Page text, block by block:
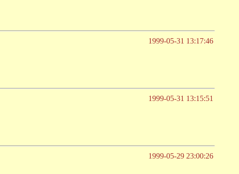
1999-05-31 13:17:46
1999-05-31 13:15:51
1999-05-29 23:00:26